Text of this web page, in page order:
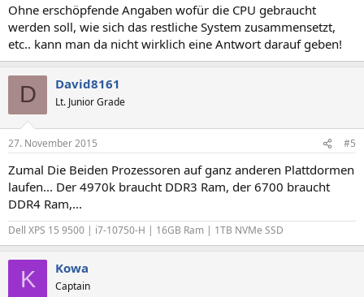
Ohne erschöpfende Angaben wofür die CPU gebraucht
werden soll, wie sich das restliche System zusammensetzt,
etc.. kann man da nicht wirklich eine Antwort darauf geben!
D David8161
Lt. Junior Grade
27. November 2015 #5
Zumal Die Beiden Prozessoren auf ganz anderen Plattdormen
laufen... Der 4970k braucht DDR3 Ram, der 6700 braucht
DDR4 Ram,...
Dell XPS 15 9500 | i7-10750-H | 16GB Ram | 1TB NVMe SSD
K Kowa
Captain